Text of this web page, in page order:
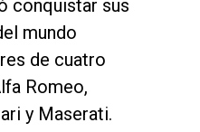
conquistar sus
mundo
de cuatro
Romeo,
y Maserati.